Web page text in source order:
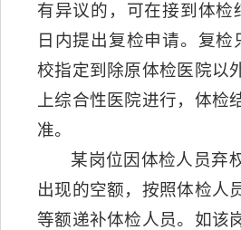
有异议的，可在接到体检
日内提出复检申请。复检
校指定到除原体检医院以
上综合性医院进行，体检
准。
某岗位因体检人员弃
出现的空额，按照体检人
等额递补体检人员。如该